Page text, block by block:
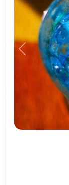
Previous